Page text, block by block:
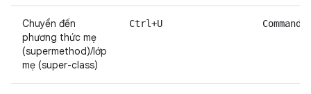
Chuyển đến
phương thức mẹ
(supermethod)/lớp
mẹ (super-class)
Ctrl+U